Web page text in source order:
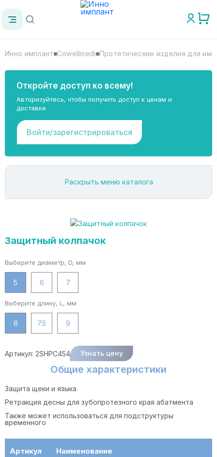
Инно имплант Cowellmedi Протетические изделия для
Откройте доступ ко всему!
Авторизуйтесь, чтобы получить доступ к ценам и
доставке
Войти/зарегистрироваться
Раскрыть меню каталога
Защитный колпачок
Выберите диаметр, D, мм
5 6 7
Выберите длину, L, мм
6 7.5 9
Артикул: 2SHPC454 Узнать цену
Общие характеристики
Защита щеки и языка
Ретракция десны для зубопротезного края абатмента
Также может использоваться для подструктуры
временного
Артикул Наименование